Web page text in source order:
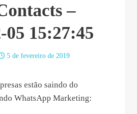
–
05 15:27:45
5 de fevereiro de 2019
estão saindo do
WhatsApp Marketing: